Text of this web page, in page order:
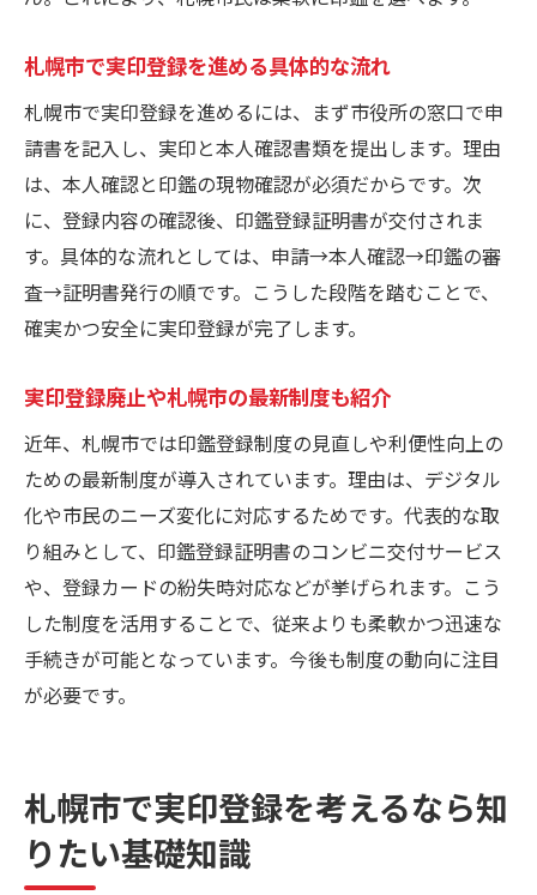
印鑑証明書が必要になる理由と取得方法
実印と印鑑証明書の関係と取得理由
札幌市で印鑑証明書を取得する流れ
コンビニでの印鑑証明書取得のポイント
印鑑証明書が契約時になぜ必要か解説
印鑑登録カード紛失時の証明書対応策
実印と印鑑証明の組み合わせが重要な理由
実印登録の変更や紛失時の手続きガイド
実印登録内容変更の手続きと注意点
札幌市で実印や登録カードを紛失した場合
実印紛失時に札幌市で取るべき対策
札幌市印鑑登録カード紛失と再発行方法
実印登録の変更や廃止の流れを徹底解説
札幌市で実印登録を進める具体的な流れ
札幌市で実印登録を進めるには、まず市役所の窓口で申
請書を記入し、実印と本人確認書類を提出します。理由
は、本人確認と印鑑の現物確認が必須だからです。次
に、登録内容の確認後、印鑑登録証明書が交付されま
す。具体的な流れとしては、申請→本人確認→印鑑の審
査→証明書発行の順です。こうした段階を踏むことで、
確実かつ安全に実印登録が完了します。
実印登録廃止や札幌市の最新制度も紹介
近年、札幌市では印鑑登録制度の見直しや利便性向上の
ための最新制度が導入されています。理由は、デジタル
化や市民のニーズ変化に対応するためです。代表的な取
り組みとして、印鑑登録証明書のコンビニ交付サービス
や、登録カードの紛失時対応などが挙げられます。こう
した制度を活用することで、従来よりも柔軟かつ迅速な
手続きが可能となっています。今後も制度の動向に注目
が必要です。
札幌市で実印登録を考えるなら知
りたい基礎知識